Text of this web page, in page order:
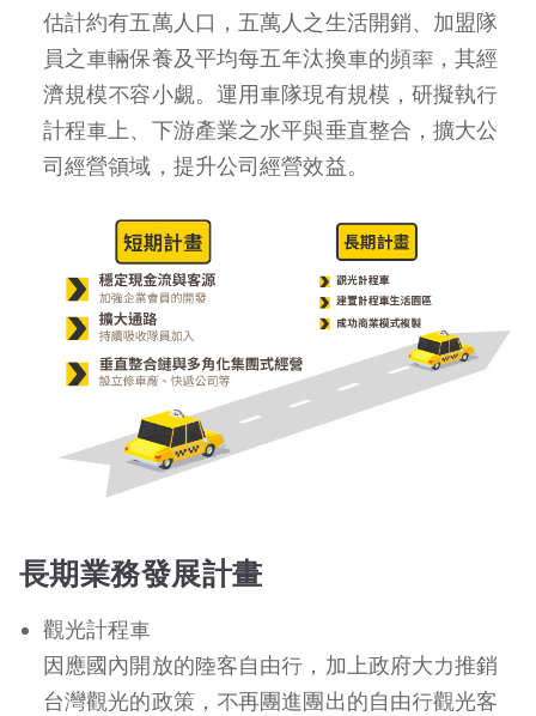
估計約有五萬人口，五萬人之生活開銷、加盟隊
員之車輛保養及平均每五年汰換車的頻率，其經
濟規模不容小覷。運用車隊現有規模，研擬執行
計程車上、下游產業之水平與垂直整合，擴大公
司經營領域，提升公司經營效益。
長期業務發展計畫
觀光計程車
因應國內開放的陸客自由行，加上政府大力推銷
台灣觀光的政策，不再團進團出的自由行觀光客